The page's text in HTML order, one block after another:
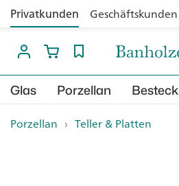
Privatkunden Geschäftskunden
Glas Porzellan Besteck
Porzellan › Teller & Platten